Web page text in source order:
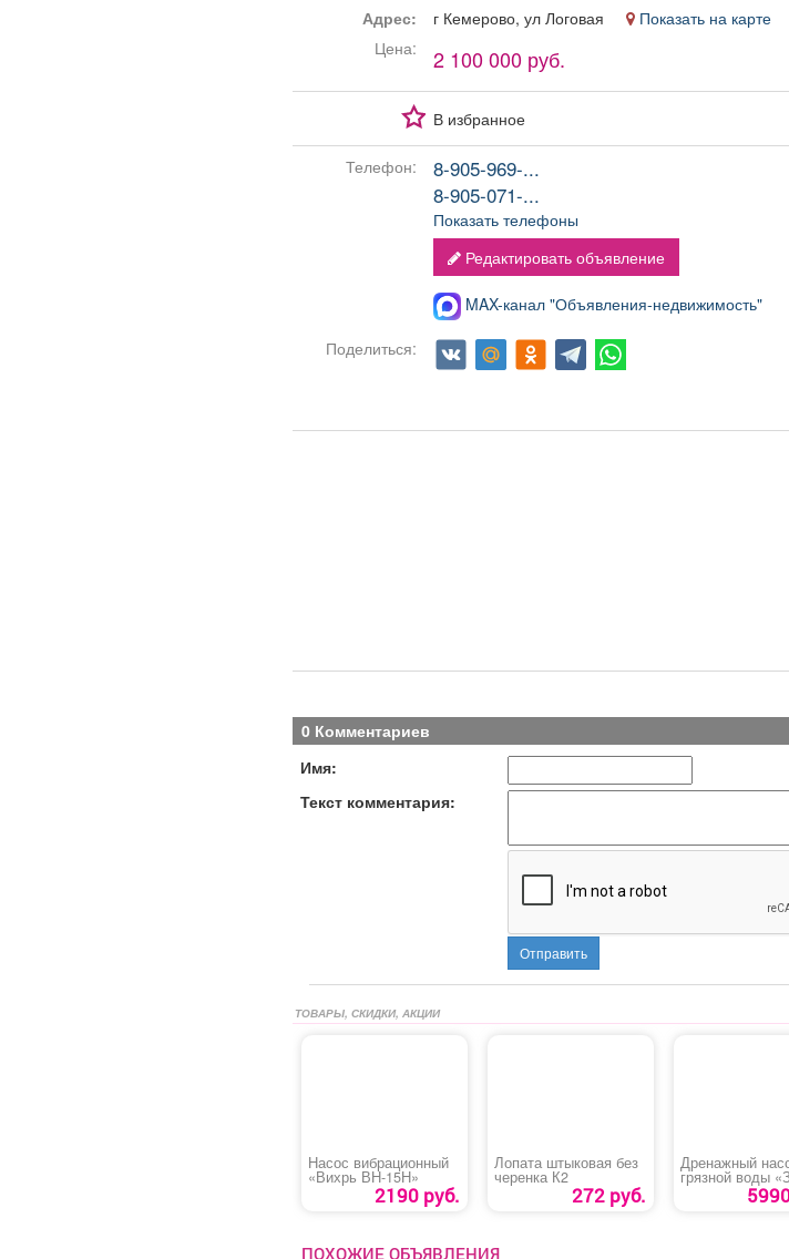
Адрес:
г Кемерово, ул Логовая
Показать на карте
Цена:
2 100 000 руб.
В избранное
Телефон:
8-905-969-...
8-905-071-...
Показать телефоны
Редактировать объявление
MAX-канал "Объявления-недвижимость"
Поделиться:
0 Комментариев
Имя:
Текст комментария:
Отправить
ТОВАРЫ, СКИДКИ, АКЦИИ
Насос вибрационный
«Вихрь ВН-15Н»
2190 руб.
Лопата штыковая без
черенка К2
272 руб.
Дренажный
грязной воды
НПГ-М1-900»
ПОХОЖИЕ ОБЪЯВЛЕНИЯ